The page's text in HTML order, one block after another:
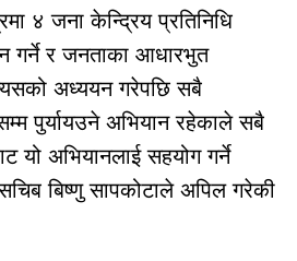
४ जना केन्द्रिय प्रतिनिधि
गर्ने र जनताका आधारभुत
अध्ययन गरेपछि सबै
पुर्यायउने अभियान रहेकाले सबै
यो अभियानलाई सहयोग गर्ने
बिष्णु सापकोटाले अपिल गरेकी